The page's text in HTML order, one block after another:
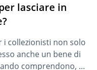
lasciare in
i collezionisti non solo
anche un bene di
comprendono, ad